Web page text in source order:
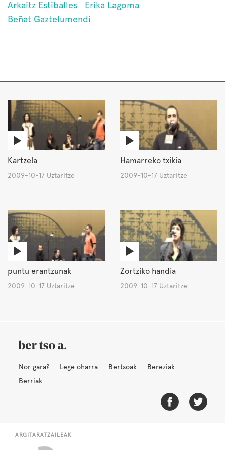
Arkaitz Estiballes
Erika Lagoma
Beñat Gaztelumendi
Kartzela
2009-10-17 Uztaritze
Hamarreko txikia
2009-10-17 Uztaritze
puntu erantzunak
2009-10-17 Uztaritze
Zortziko handia
2009-10-17 Uztaritze
Nor gara? Lege oharra Bertsoak
Bereziak
Berriak
ARGITARATZAILEAK